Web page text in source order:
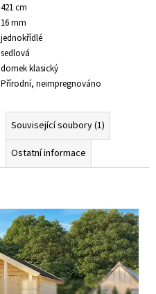
421 cm
16 mm
jednokřídlé
sedlová
domek klasický
Přírodní, neimpregnováno
Související soubory (1)
Ostatní informace